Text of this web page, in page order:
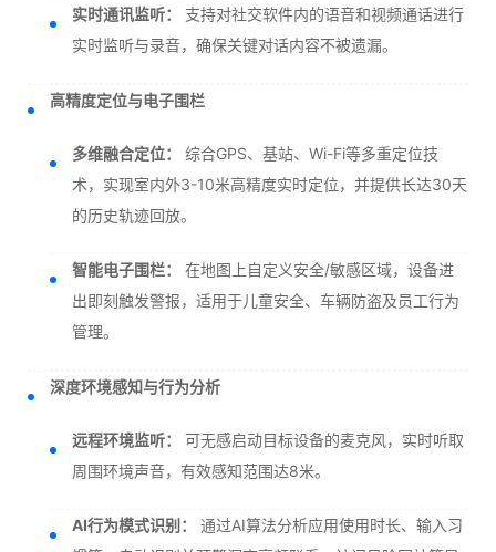
实时通讯监听：
支持对社交软件内的语音和视频通话进行
实时监听与录音，确保关键对话内容不被遗漏。
高精度定位与电子围栏
多维融合定位：
综合GPS、基站、Wi-Fi等多重定位技
术，实现室内外3-10米高精度实时定位，并提供长达30天
的历史轨迹回放。
智能电子围栏：
在地图上自定义安全/敏感区域，设备进
出即刻触发警报，适用于儿童安全、车辆防盗及员工行为
管理。
深度环境感知与行为分析
远程环境监听：
可无感启动目标设备的麦克风，实时听取
周围环境声音，有效感知范围达8米。
AI行为模式识别：
通过AI算法分析应用使用时长、输入习